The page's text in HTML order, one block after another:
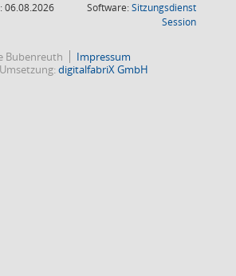
06.08.2026
Software:Sitzungsdienst
Session(Wird in
Bubenreuth
Impressum
Umsetzung:digitalfabriX GmbH